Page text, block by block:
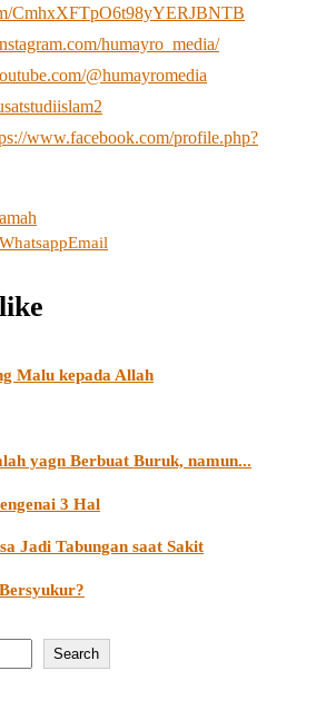
CmhxXFTpO6t98yYERJBNTB
humayro_media/
@humayromedia
www.facebook.com/profile.php?
WhatsappEmail
Malu kepada Allah
yagn Berbuat Buruk, namun...
3 Hal
Jadi Tabungan saat Sakit
Search